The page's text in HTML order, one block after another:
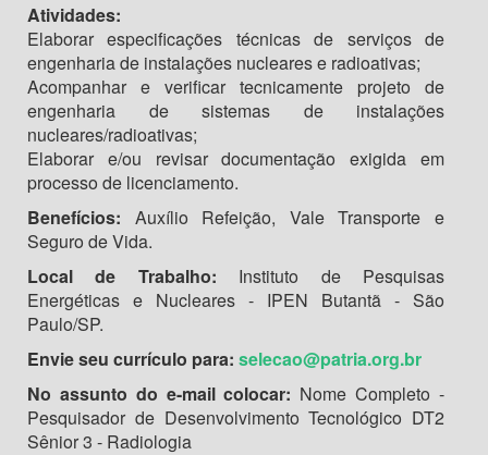
Atividades:
Elaborar especificações técnicas de serviços de
engenharia de instalações nucleares e radioativas;
Acompanhar e verificar tecnicamente projeto de
engenharia de sistemas de instalações
nucleares/radioativas;
Elaborar e/ou revisar documentação exigida em
processo de licenciamento.
Benefícios: Auxílio Refeição, Vale Transporte e
Seguro de Vida.
Local de Trabalho: Instituto de Pesquisas
Energéticas e Nucleares - IPEN Butantã - São
Paulo/SP.
Envie seu currículo para: selecao@patria.org.br
No assunto do e-mail colocar: Nome Completo -
Pesquisador de Desenvolvimento Tecnológico DT2
Sênior 3 - Radiologia